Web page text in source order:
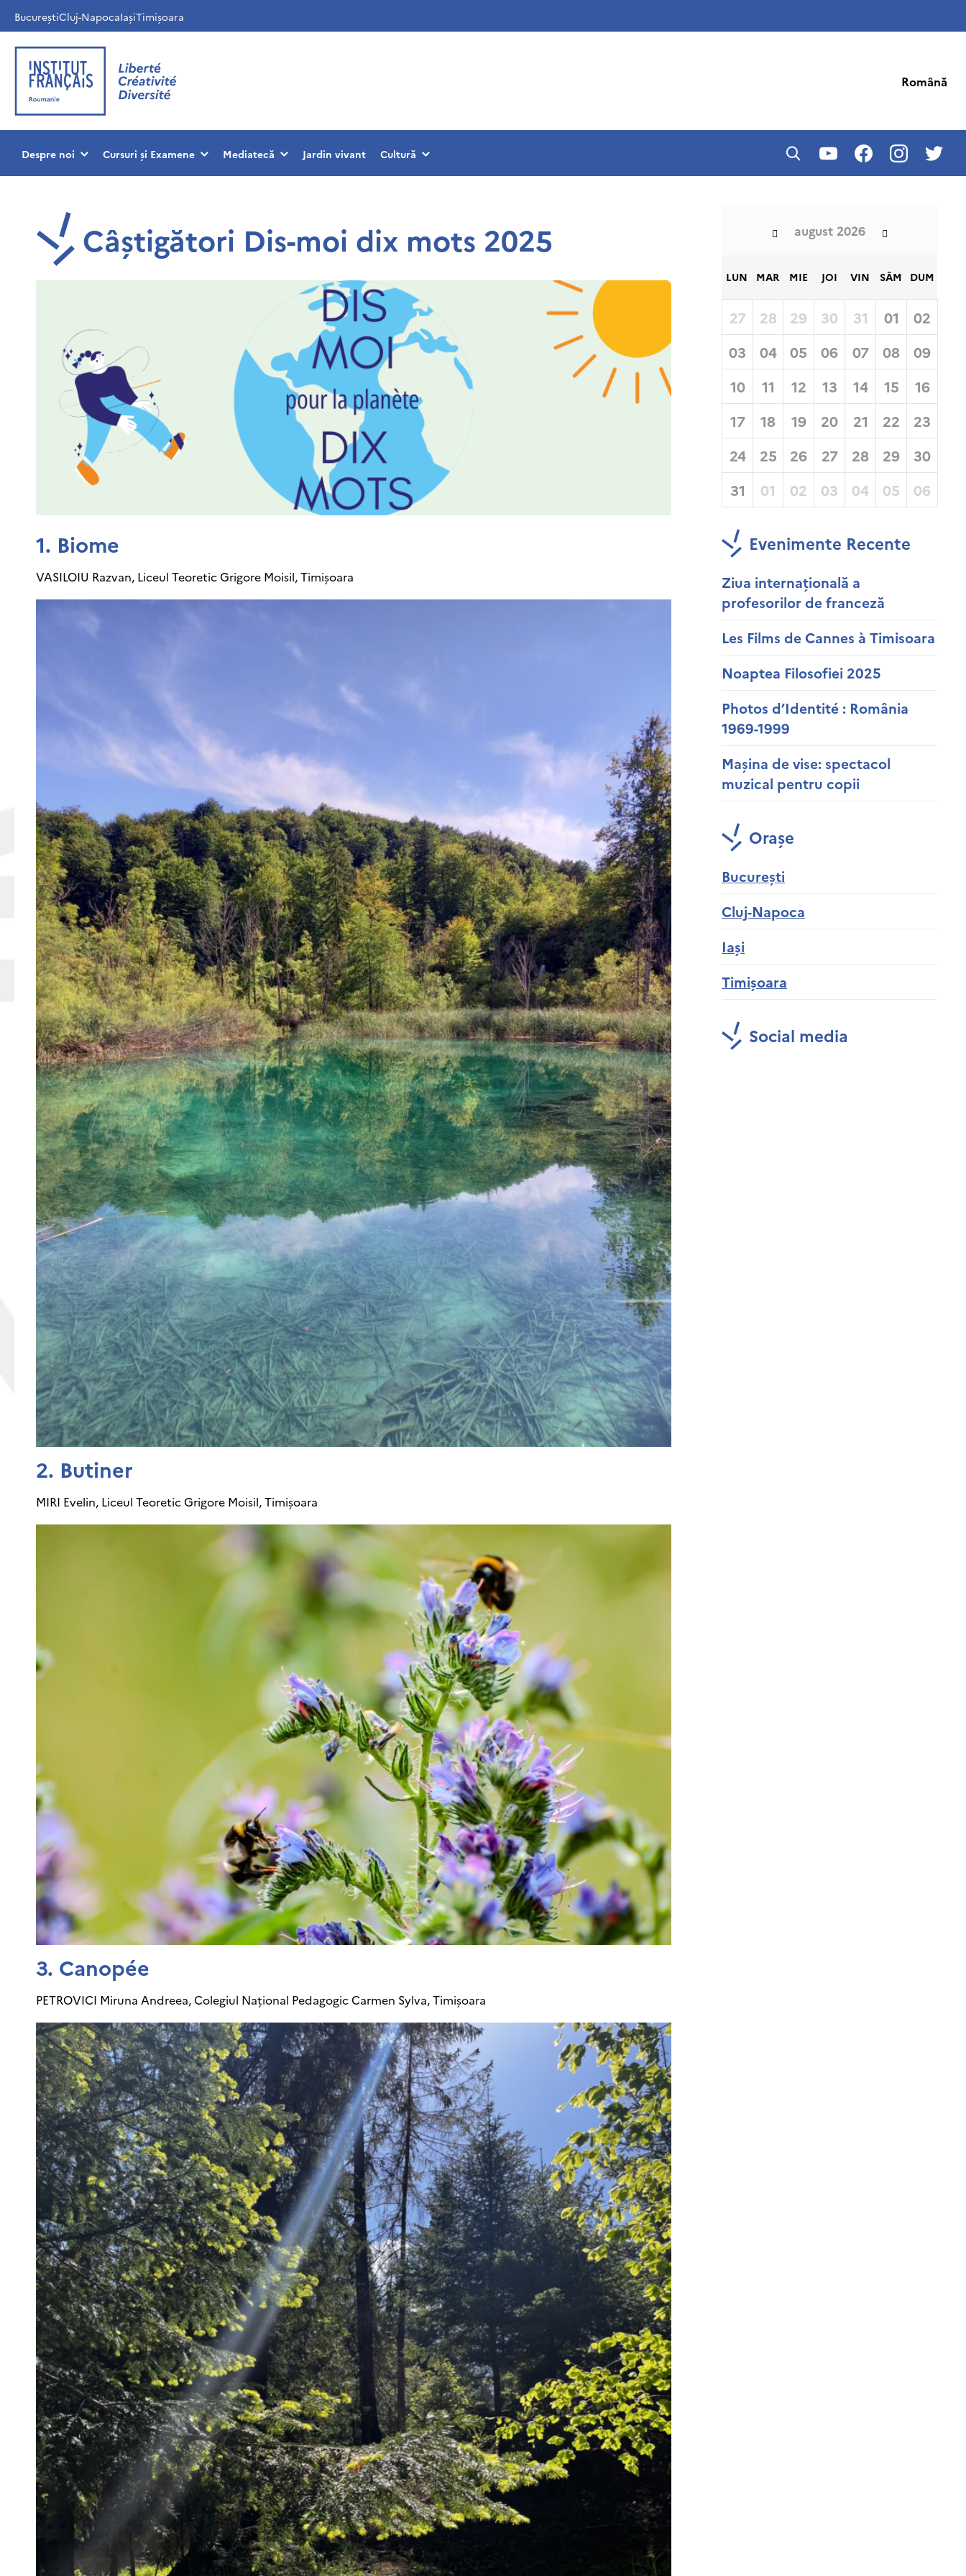
BucureștiCluj-NapocaIașiTimișoara
Română
Despre noi Cursuri și Examene Mediatecă Jardin vivant Cultură
Câștigători Dis-moi dix mots 2025
1. Biome
VASILOIU Razvan, Liceul Teoretic Grigore Moisil, Timișoara
2. Butiner
MIRI Evelin, Liceul Teoretic Grigore Moisil, Timișoara
3. Canopée
PETROVICI Miruna Andreea, Colegiul Național Pedagogic Carmen Sylva, Timișoara
august 2026
LUN MAR MIE JOI VIN SÂM DUM
27 28 29 30 31 01
02
03
04 05 06 07 08
09
10
11 12 13 14 15
16
17
18 19 20 21 22
23
24
25 26 27 28 29
30
31
01 02 03 04 05 06
Evenimente Recente
Ziua internațională a
profesorilor de franceză
Les Films de Cannes à Timisoara
Noaptea Filosofiei 2025
Photos d’Identité : România
1969-1999
Mașina de vise: spectacol
muzical pentru copii
Orașe
București
Cluj-Napoca
Iași
Timișoara
Social media